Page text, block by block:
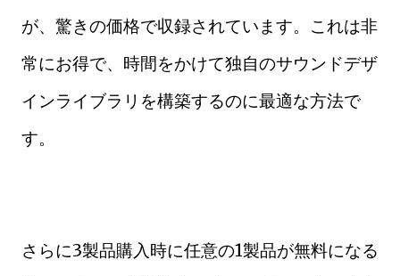
が、驚きの価格で収録されています。これは非
常にお得で、時間をかけて独自のサウンドデザ
インライブラリを構築するのに最適な方法で
す。
さらに3製品購入時に任意の1製品が無料になる